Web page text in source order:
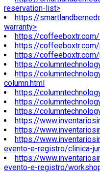
reservation-list>
https://
warranty>
https://
https://
https://
https://
https://
column.html
https://
https://
https://
https://
https://
https://
evento-e-registro/clinica-
https://
evento-e-registro/